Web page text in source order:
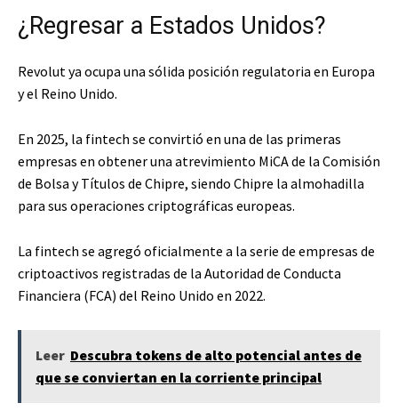
¿Regresar a Estados Unidos?
Revolut ya ocupa una sólida posición regulatoria en Europa
y el Reino Unido.
En 2025, la fintech se convirtió en una de las primeras
empresas en obtener una atrevimiento MiCA de la Comisión
de Bolsa y Títulos de Chipre, siendo Chipre la almohadilla
para sus operaciones criptográficas europeas.
La fintech se agregó oficialmente a la serie de empresas de
criptoactivos registradas de la Autoridad de Conducta
Financiera (FCA) del Reino Unido en 2022.
Leer Descubra tokens de alto potencial antes de
que se conviertan en la corriente principal